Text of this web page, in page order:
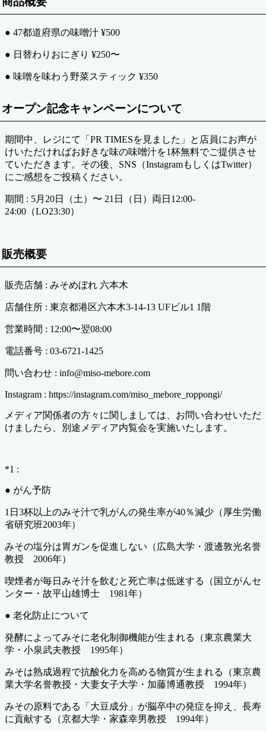
● 47都道府県の味噌汁 ¥500
● 日替わりおにぎり ¥250〜
● 味噌を味わう野菜スティック ¥350
オープン記念キャンペーンについて
期間中、レジにて「PR TIMESを見ました」と店員にお声が
けいただければお好きな味の味噌汁を1杯無料でご提供させ
ていただきます。その後、SNS（InstagramもしくはTwitter）
にご感想をご投稿ください。
期間 : 5月20日（土）〜 21日（日）両日12:00-
24:00（LO23:30）
販売概要
販売店舗 : みそめぼれ 六本木
店舗住所 : 東京都港区六本木3-14-13 UFビル1 1階
営業時間 : 12:00〜翌08:00
電話番号 : 03-6721-1425
問い合わせ : info@miso-mebore.com
Instagram : https://instagram.com/miso_mebore_roppongi/
メディア関係者の方々に関しましては、お問い合わせいただ
けましたら、別途メディア内覧会を実施いたします。
*1 :
● がん予防
1日3杯以上のみそ汁で乳がんの発生率が40％減少（厚生労働
省研究班2003年）
みその塩分は胃ガンを促進しない（広島大学・渡邊敦光名誉
教授 2006年）
喫煙者が毎日みそ汁を飲むと死亡率は低迷する（国立がんセ
ンター・故平山雄博士 1981年）
● 老化防止について
発酵によってみそに老化制御機能が生まれる（東京農業大
学・小泉武夫教授 1995年）
みそは熟成過程で抗酸化力を高める物質が生まれる（東京農
業大学名誉教授・大妻女子大学・加藤博通教授 1994年）
みその原料である「大豆成分」が脳卒中の発症を抑え、長寿
に貢献する（京都大学・家森幸男教授 1994年）